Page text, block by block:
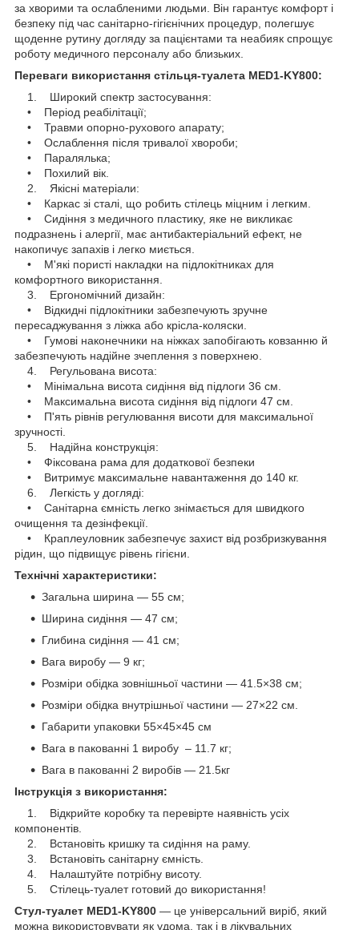
за хворими та ослабленими людьми. Він гарантує комфорт і
безпеку під час санітарно-гігієнічних процедур, полегшує
щоденне рутину догляду за пацієнтами та неабияк спрощує
роботу медичного персоналу або близьких.
Переваги використання стільця-туалета MED1-KY800:
1. Широкий спектр застосування:
• Період реабілітації;
• Травми опорно-рухового апарату;
• Ослаблення після тривалої хвороби;
• Паралялька;
• Похилий вік.
2. Якісні матеріали:
• Каркас зі сталі, що робить стілець міцним і легким.
• Сидіння з медичного пластику, яке не викликає
подразнень і алергії, має антибактеріальний ефект, не
накопичує запахів і легко миється.
• М'які пористі накладки на підлокітниках для
комфортного використання.
3. Ергономічний дизайн:
• Відкидні підлокітники забезпечують зручне
пересаджування з ліжка або крісла-коляски.
• Гумові наконечники на ніжках запобігають ковзанню й
забезпечують надійне зчеплення з поверхнею.
4. Регульована висота:
• Мінімальна висота сидіння від підлоги 36 см.
• Максимальна висота сидіння від підлоги 47 см.
• П'ять рівнів регулювання висоти для максимальної
зручності.
5. Надійна конструкція:
• Фіксована рама для додаткової безпеки
• Витримує максимальне навантаження до 140 кг.
6. Легкість у догляді:
• Санітарна ємність легко знімається для швидкого
очищення та дезінфекції.
• Краплеуловник забезпечує захист від розбризкування
рідин, що підвищує рівень гігієни.
Технічні характеристики:
Загальна ширина — 55 см;
Ширина сидіння — 47 см;
Глибина сидіння — 41 см;
Вага виробу — 9 кг;
Розміри обідка зовнішньої частини — 41.5×38 см;
Розміри обідка внутрішньої частини — 27×22 см.
Габарити упаковки 55×45×45 см
Вага в пакованні 1 виробу – 11.7 кг;
Вага в пакованні 2 виробів — 21.5кг
Інструкція з використання:
1. Відкрийте коробку та перевірте наявність усіх
компонентів.
2. Встановіть кришку та сидіння на раму.
3. Встановіть санітарну ємність.
4. Налаштуйте потрібну висоту.
5. Стілець-туалет готовий до використання!
Стул-туалет MED1-KY800 — це універсальний виріб, який
можна використовувати як удома, так і в лікувальних